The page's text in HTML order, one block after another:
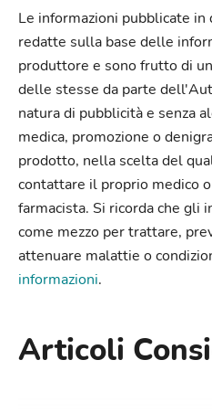
Le informazioni pubblicate in
redatte sulla base delle
produttore e sono frutto di
delle stesse da parte
natura di pubblicità e senza
medica, promozione o
prodotto, nella scelta del
contattare il proprio medico
farmacista. Si ricorda che gli
come mezzo per trattare,
attenuare malattie o
informazioni.
Articoli